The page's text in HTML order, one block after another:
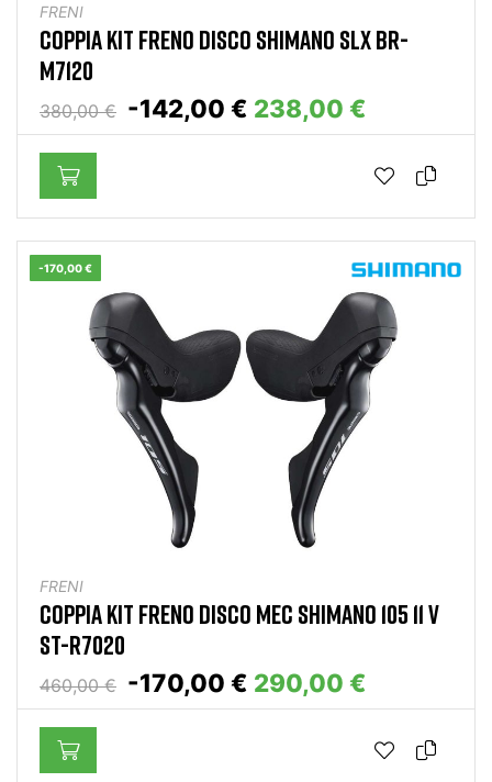
FRENI
COPPIA KIT FRENO DISCO SHIMANO SLX BR-
M7120
380,00 € -142,00 € 238,00 €
-170,00 €
FRENI
COPPIA KIT FRENO DISCO MEC SHIMANO 105 11 V
ST-R7020
460,00 € -170,00 € 290,00 €